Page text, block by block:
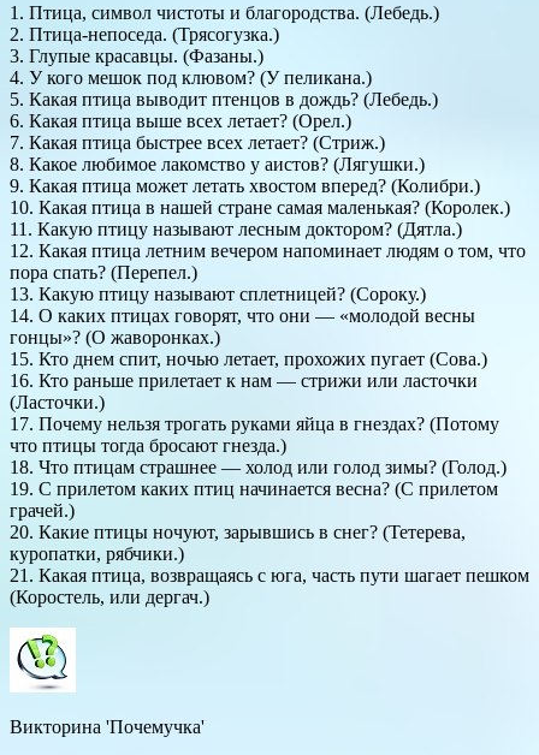
1. Птица, символ чистоты и благородства. (Лебедь.)
2. Птица-непоседа. (Трясогузка.)
3. Глупые красавцы. (Фазаны.)
4. У кого мешок под клювом? (У пеликана.)
5. Какая птица выводит птенцов в дождь? (Лебедь.)
6. Какая птица выше всех летает? (Орел.)
7. Какая птица быстрее всех летает? (Стриж.)
8. Какое любимое лакомство у аистов? (Лягушки.)
9. Какая птица может летать хвостом вперед? (Колибри.)
10. Какая птица в нашей стране самая маленькая? (Королек.)
11. Какую птицу называют лесным доктором? (Дятла.)
12. Какая птица летним вечером напоминает людям о том, что
пора спать? (Перепел.)
13. Какую птицу называют сплетницей? (Сороку.)
14. О каких птицах говорят, что они — «молодой весны
гонцы»? (О жаворонках.)
15. Кто днем спит, ночью летает, прохожих пугает (Сова.)
16. Кто раньше прилетает к нам — стрижи или ласточки
(Ласточки.)
17. Почему нельзя трогать руками яйца в гнездах? (Потому
что птицы тогда бросают гнезда.)
18. Что птицам страшнее — холод или голод зимы? (Голод.)
19. С прилетом каких птиц начинается весна? (С прилетом
грачей.)
20. Какие птицы ночуют, зарывшись в снег? (Тетерева,
куропатки, рябчики.)
21. Какая птица, возвращаясь с юга, часть пути шагает пешком
(Коростель, или дергач.)
Викторина 'Почемучка'